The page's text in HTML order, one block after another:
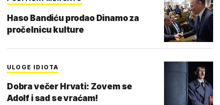
Haso Bandiću prodao Dinamo za
pročelnicu kulture
ULOGE IDIOTA
Dobra večer Hrvati: Zovem se
Adolf i sad se vraćam!